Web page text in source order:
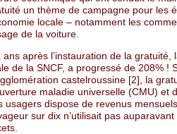
un thème de campagne pour les
locale – notamment les
de la voiture.
ans après l’instauration de la
de la SNCF, a progressé de 208% !
castelroussine [2], la
maladie universelle (CMU) et
usagers dispose de revenus
sur dix n’utilisait pas